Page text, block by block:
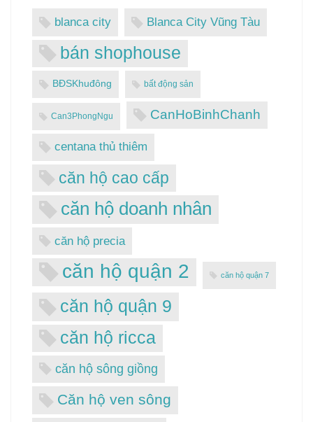
blanca city Blanca City Vũng Tàu
bán shophouse
BĐSKhuđông bất động sản
Can3PhongNgu CanHoBinhChanh
centana thủ thiêm
căn hộ cao cấp
căn hộ doanh nhân
căn hộ precia
căn hộ quận 2 căn hộ quận 7
căn hộ quận 9
căn hộ ricca
căn hộ sông giồng
Căn hộ ven sông